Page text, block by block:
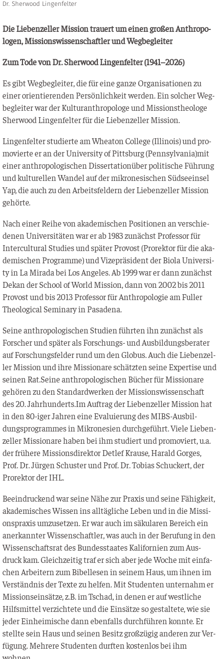
Dr. Sherwood Lingenfelter
Die Lie­ben­zel­ler Mis­si­on trau­ert um einen gro­ßen Anthro­po­
lo­gen, Mis­si­ons­wis­sen­schaft­ler und Wegbegleiter
Zum Tode von Dr. Sher­wood Lin­gen­fel­ter (1941–2026)
Es gibt Weg­be­glei­ter, die für eine gan­ze Orga­ni­sa­tio­nen zu
einer ori­en­tie­ren­den Per­sön­lich­keit wer­den. Ein sol­cher Weg­
be­glei­ter war der Kul­tur­anthro­po­lo­ge und Mis­si­ons­theo­lo­ge
Sher­wood Lin­gen­fel­ter für die Lie­ben­zel­ler Mission.
Lin­gen­fel­ter stu­dier­te am Whea­ton Col­lege (Illi­nois) und pro­
mo­vier­te er an der Uni­ver­si­ty of Pitts­burg (Pennsylvania)mit
einer anthro­po­lo­gi­schen Dis­ser­ta­ti­onüber poli­ti­sche Füh­rung
und kul­tu­rel­len Wan­del auf der mikro­ne­si­schen Süd­see­insel
Yap, die auch zu den Arbeits­fel­dern der Lie­ben­zel­ler Mis­si­on
gehörte.
Nach einer Rei­he von aka­de­mi­schen Posi­tio­nen an ver­schie­
de­nen Uni­ver­si­tä­ten war er ab 1983 zunächst Pro­fes­sor für
Inter­cul­tu­ral Stu­dies und spä­ter Pro­vost (Pro­rek­tor für die aka­
de­mi­schen Pro­gram­me) und Vize­prä­si­dent der Bio­la Uni­ver­si­
ty in La Mira­da bei Los Ange­les. Ab 1999 war er dann zunächst
Dekan der School of World Mis­si­on, dann von 2002 bis 2011
Pro­vost und bis 2013 Pro­fes­sor für Anthro­po­lo­gie am Ful­ler
Theo­lo­gi­cal Semi­na­ry in Pasadena.
Sei­ne anthro­po­lo­gi­schen Stu­di­en führ­ten ihn zunächst als
For­scher und spä­ter als For­schungs- und Aus­bil­dungs­be­ra­ter
auf For­schungs­fel­der rund um den Glo­bus. Auch die Lie­ben­zel­
ler Mis­si­on und ihre Mis­sio­na­re schätz­ten sei­ne Exper­ti­se und
sei­nen Rat.Seine anthro­po­lo­gi­schen Bücher für Mis­sio­na­re
gehö­ren zu den Stan­dard­wer­ken der Mis­si­ons­wis­sen­schaft
des 20. Jahrhunderts.Im Auf­trag der Lie­ben­zel­ler Mis­si­on hat
in den 80-iger Jah­ren eine Eva­lu­ie­rung des MIBS-Aus­bil­
dungs­pro­gram­mes in Mikro­ne­si­en durch­ge­führt. Vie­le Lie­ben­
zel­ler Mis­sio­na­re haben bei ihm stu­diert und pro­mo­viert, u.a.
der frü­he­re Mis­si­ons­di­rek­tor Det­lef Krau­se, Harald Gor­ges,
Prof. Dr. Jür­gen Schus­ter und Prof. Dr. Tobi­as Schu­ckert, der
Pro­rek­tor der IHL.
Beein­dru­ckend war sei­ne Nähe zur Pra­xis und sei­ne Fähig­keit,
aka­de­mi­sches Wis­sen ins all­täg­li­che Leben und in die Mis­si­
ons­pra­xis umzu­set­zen. Er war auch im säku­la­ren Bereich ein
aner­kann­ter Wis­sen­schaft­ler, was auch in der Beru­fung in den
Wis­sen­schafts­rat des Bun­des­staa­tes Kali­for­ni­en zum Aus­
druck kam. Gleich­zei­tig traf er sich aber jede Woche mit ein­fa­
chen Arbei­tern zum Bibel­le­sen in sei­nem Haus, um ihnen im
Ver­ständ­nis der Tex­te zu hel­fen. Mit Stu­den­ten unter­nahm er
Mis­si­ons­ein­sät­ze, z.B. im Tschad, in denen er auf west­li­che
Hilfs­mit­tel ver­zich­te­te und die Ein­sät­ze so gestal­te­te, wie sie
jeder Ein­hei­mi­sche dann eben­falls durch­füh­ren konn­te. Er
stell­te sein Haus und sei­nen Besitz groß­zü­gig ande­ren zur Ver­
fü­gung. Meh­re­re Stu­den­ten durf­ten kos­ten­los bei ihm